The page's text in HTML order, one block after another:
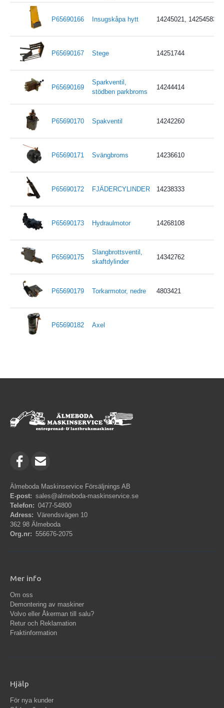
P65690166 Insugskåpa hytt 14245021, 14254583,
P65690167 Stege 14251744
P65690169
Sparkventil,
stödben parkbroms
14244414
P65690170 Spakventil 14242260
P65690171 Svängbroms 14236610
P65690172 FJÄDERCYLINDER 14238333
P65690173 Hydraulmotor 14268108
P65690175
Slangbrottsventil,
skaftdylinder
14342762
P65690179 Torkarmotor, nedre 4803421
P65690182 Axel
Älmeboda Maskinservice Försäljnings AB
E-post: sales@almeboda-maskinservice.se
Telefon: 0477-54800
Adress: Värendsvägen 10
362 98 Älmeboda
Org.nr: 556676-2075
Mer info
Om oss
Demontering av maskiner
Volvo eller Åkerman till salu?
Retur och Reklamation
Fraktinformation
Hjälp
För nya kunder